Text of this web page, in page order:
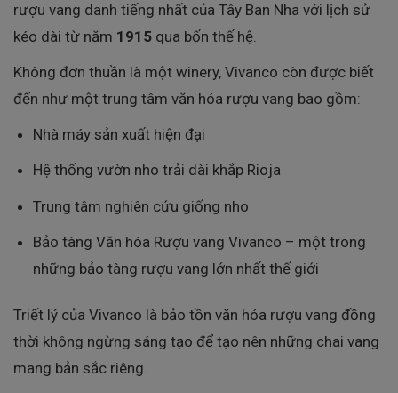
rượu vang danh tiếng nhất của Tây Ban Nha với lịch sử
kéo dài từ năm 1915 qua bốn thế hệ.
Không đơn thuần là một winery, Vivanco còn được biết
đến như một trung tâm văn hóa rượu vang bao gồm:
Nhà máy sản xuất hiện đại
Hệ thống vườn nho trải dài khắp Rioja
Trung tâm nghiên cứu giống nho
Bảo tàng Văn hóa Rượu vang Vivanco – một trong
những bảo tàng rượu vang lớn nhất thế giới
Triết lý của Vivanco là bảo tồn văn hóa rượu vang đồng
thời không ngừng sáng tạo để tạo nên những chai vang
mang bản sắc riêng.